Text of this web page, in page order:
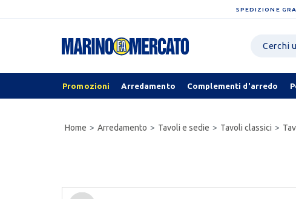
SPEDIZIONE
Promozioni Arredamento Complementi d'arredo
Home Arredamento Tavoli e sedie Tavoli classici